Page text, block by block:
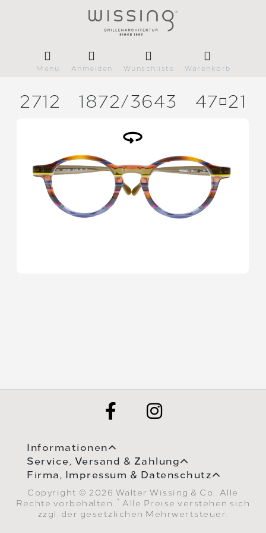
Menü Anmelden Wunschliste Warenkorb
2712 1872/3643 4721
Informationen
Service, Versand & Zahlung
Firma, Impressum & Datenschutz
Copyright © 2026 Walter Wissing & Co.. Alle
Rechte vorbehalten.
* Alle Preise verstehen sich
zzgl. der gesetzlichen Mehrwertsteuer.